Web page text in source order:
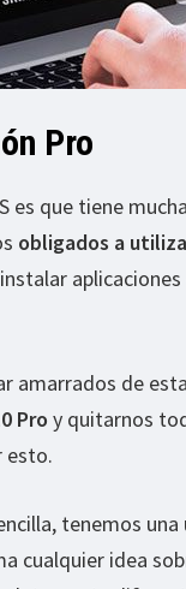
Pro
es que tiene
obligados a
amarrados de
Pro y quitarnos
esto.
tenemos
cualquier idea